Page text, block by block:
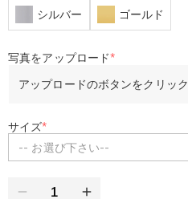
シルバー
ゴールド
写真をアップロード*
アップロードのボタンをクリック
サイズ*
-- お選び下さい--